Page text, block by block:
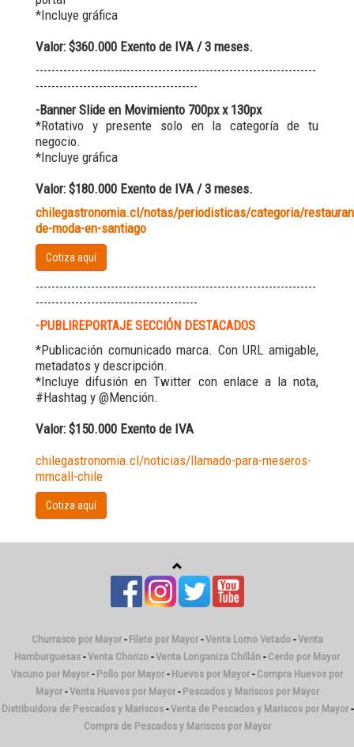
*Incluye gráfica
Valor: $360.000 Exento de IVA / 3 meses.
-----------------------------------------------------------------------
-----------------------------------------
-Banner Slide en Movimiento 700px x 130px
*Rotativo y presente solo en la categoría de tu
negocio.
*Incluye gráfica
Valor: $180.000 Exento de IVA / 3 meses.
chilegastronomia.cl/notas/periodisticas/categoria/
de-moda-en-santiago
Cotiza aquí
-----------------------------------------------------------------------
-----------------------------------------
-PUBLIREPORTAJE SECCIÓN DESTACADOS
*Publicación comunicado marca. Con URL amigable,
metadatos y descripción.
*Incluye difusión en Twitter con enlace a la nota,
#Hashtag y @Mención.
Valor: $150.000 Exento de IVA
chilegastronomia.cl/noticias/llamado-para-meseros-
mmcall-chile
Cotiza aquí
Churrasco por Mayor- Filete por Mayor-Venta Lomo Vetado-Venta
Hamburguesas -Venta Chorizo -Venta Longaniza Chillán - Cerdo por Mayor
Vacuno por Mayor - Pollo por Mayor - Huevos por Mayor - Compra Huevos por
Mayor-Venta Huevos por Mayor- Pescados y Mariscos por Mayor
Distribuidora de Pescados y Mariscos-Venta de Pescados y Mariscos por Mayor-
Compra de Pescados y Mariscos por Mayor